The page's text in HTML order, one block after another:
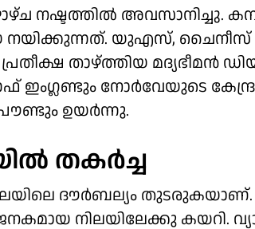
നഷ്ടത്തില്‍ അവസാനിച്ചു.
നയിക്കുന്നത്. യുഎസ്, ചൈനീസ്
താഴ്ത്തിയ മദ്യഭീമന്‍
ഇംഗ്ലണ്ടും നോര്‍വേയുടെ
പൗണ്ടും ഉയര്‍ന്നു.
തകര്‍ച്ച
ദൗര്‍ബല്യം തുടരുകയാണ്.
നിലയിലേക്കു കയറി.